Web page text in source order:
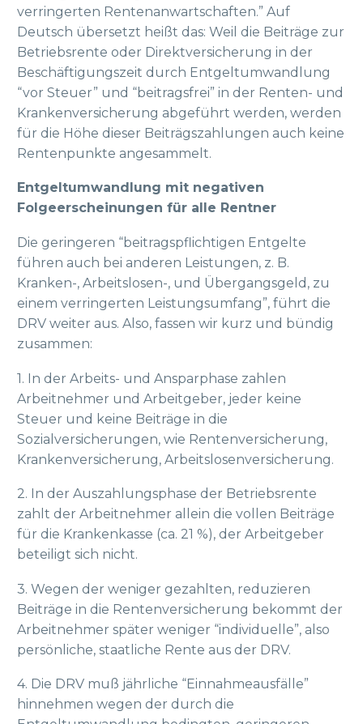
verringerten Rentenanwartschaften.” Auf
Deutsch übersetzt heißt das: Weil die Beiträge zur
Betriebsrente oder Direktversicherung in der
Beschäftigungszeit durch Entgeltumwandlung
“vor Steuer” und “beitragsfrei” in der Renten- und
Krankenversicherung abgeführt werden, werden
für die Höhe dieser Beiträgszahlungen auch keine
Rentenpunkte angesammelt.
Entgeltumwandlung mit negativen
Folgeerscheinungen für alle Rentner
Die geringeren “beitragspflichtigen Entgelte
führen auch bei anderen Leistungen, z. B.
Kranken-, Arbeitslosen-, und Übergangsgeld, zu
einem verringerten Leistungsumfang”, führt die
DRV weiter aus. Also, fassen wir kurz und bündig
zusammen:
1. In der Arbeits- und Ansparphase zahlen
Arbeitnehmer und Arbeitgeber, jeder keine
Steuer und keine Beiträge in die
Sozialversicherungen, wie Rentenversicherung,
Krankenversicherung, Arbeitslosenversicherung.
2. In der Auszahlungsphase der Betriebsrente
zahlt der Arbeitnehmer allein die vollen Beiträge
für die Krankenkasse (ca. 21 %), der Arbeitgeber
beteiligt sich nicht.
3. Wegen der weniger gezahlten, reduzieren
Beiträge in die Rentenversicherung bekommt der
Arbeitnehmer später weniger “individuelle”, also
persönliche, staatliche Rente aus der DRV.
4. Die DRV muß jährliche “Einnahmeausfälle”
hinnehmen wegen der durch die